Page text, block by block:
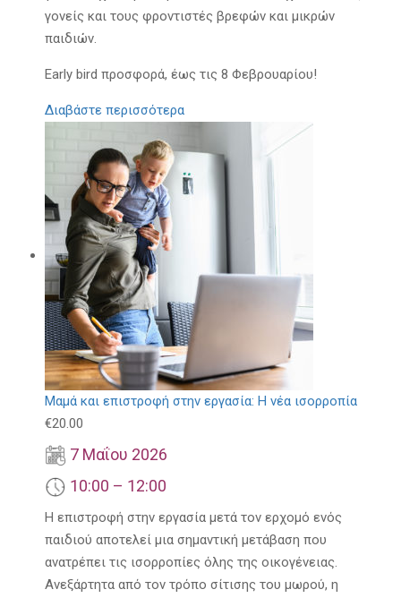
γονείς και τους φροντιστές βρεφών και μικρών
παιδιών.
Early bird προσφορά, έως τις 8 Φεβρουαρίου!
Διαβάστε περισσότερα
Μαμά και επιστροφή στην εργασία: Η νέα ισορροπία
€20.00
7 Μαΐου 2026
10:00 – 12:00
Η επιστροφή στην εργασία μετά τον ερχομό ενός
παιδιού αποτελεί μια σημαντική μετάβαση που
ανατρέπει τις ισορροπίες όλης της οικογένειας.
Ανεξάρτητα από τον τρόπο σίτισης του μωρού, η